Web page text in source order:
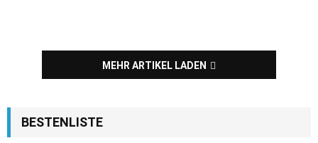
MEHR ARTIKEL LADEN
BESTENLISTE